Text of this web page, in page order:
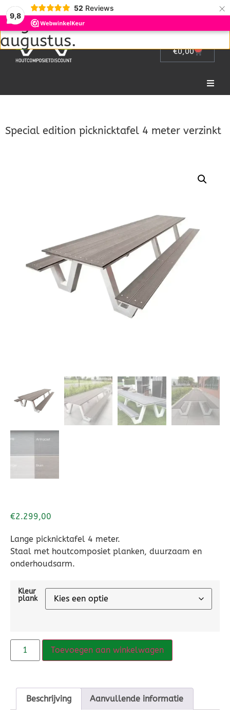
9,8
52 Reviews ×
€0,00 0
Picknicktafel
Dierenverblijven
Gaas&Beugels
Special edition picknicktafel 4 meter verzinkt
€2.299,00
Lange picknicktafel 4 meter.
Staal met houtcomposiet planken, duurzaam en
onderhoudsarm.
Kleur
plank
Toevoegen aan winkelwagen
Beschrijving Aanvullende informatie
Wij zijn met vakantie van 1
augustus tot en met 22
augustus.